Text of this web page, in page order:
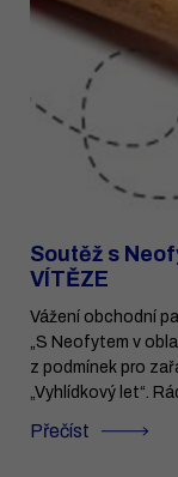
Soutěž s
VÍTĚZE
Vážení obchodní
„S Neofytem v
z podmínek pro
„Vyhlídkový let“.
Přečíst